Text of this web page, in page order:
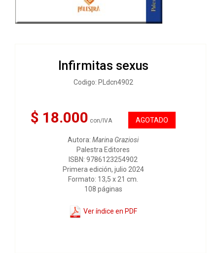
Infirmitas sexus
Codigo: PLdcn4902
$ 18.000 con/IVA AGOTADO
Autora: Marina Graziosi
Palestra Editores
ISBN: 9786123254902
Primera edición, julio 2024
Formato: 13,5 x 21 cm.
108 páginas
Ver índice en PDF